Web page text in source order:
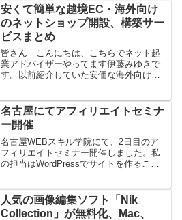
よってはLINE、Skypeでお願いしま...
安くて簡単な越境EC・海外向け
のネットショップ開設、構築サー
ビスまとめ
皆さん こんにちは、こちらでネット起
業アドバイザーやってます伊藤みゆきで
す。以前紹介していた安価な海外向けネ
で 再度記事を更新しました。最近日本
から海外へ販売するネットシ...
名古屋にてアフィリエイトセミナ
ー開催
名古屋WEBスキル学院にて、2日目のア
フィリエイトセミナー開催しました。私
の担当はWordPressでサイトを作ること
屋WEBスキル学院とは2日間くらいの内
容を1日で開...
人気の画像編集ソフト「Nik
Collection」が無料化、Mac、